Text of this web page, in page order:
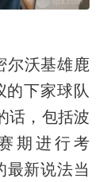
尔沃基雄鹿
的下家球队
话，包括波
期进行考
最新说法当